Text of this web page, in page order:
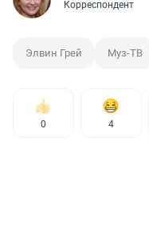
Корреспондент
Элвин Грей Муз-ТВ
0 4